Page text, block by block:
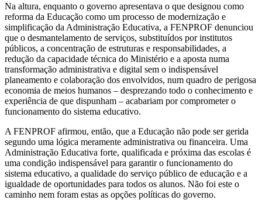
Na altura, enquanto o governo apresentava o que designou como
reforma da Educação como um processo de modernização e
simplificação da Administração Educativa, a FENPROF denunciou
que o desmantelamento de serviços, substituídos por institutos
públicos, a concentração de estruturas e responsabilidades, a
redução da capacidade técnica do Ministério e a aposta numa
transformação administrativa e digital sem o indispensável
planeamento e colaboração dos envolvidos, num quadro de perigosa
economia de meios humanos – desprezando todo o conhecimento e
experiência de que dispunham – acabariam por comprometer o
funcionamento do sistema educativo.
A FENPROF afirmou, então, que a Educação não pode ser gerida
segundo uma lógica meramente administrativa ou financeira. Uma
Administração Educativa forte, qualificada e próxima das escolas é
uma condição indispensável para garantir o funcionamento do
sistema educativo, a qualidade do serviço público de educação e a
igualdade de oportunidades para todos os alunos. Não foi este o
caminho nem foram estas as opções políticas do governo.